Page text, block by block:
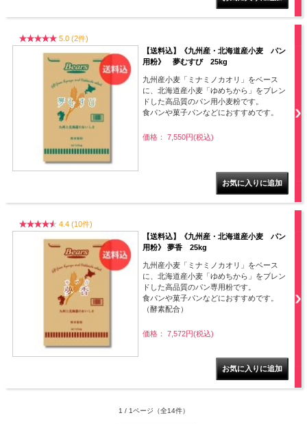
5.0 (2件)
【送料込】《九州産・北海道産小麦 パン
用粉》 夢むすび 25kg
九州産小麦「ミナミノカオリ」をベース
に、北海道産小麦「ゆめちから」をブレン
ドした高品質のパン用小麦粉です。
食パンや菓子パンなどにおすすめです。
価格： 7,550円(税込)
4.4 (10件)
【送料込】《九州産・北海道産小麦 パン
用粉》 夢香 25kg
九州産小麦「ミナミノカオリ」をベース
に、北海道産小麦「ゆめちから」をブレン
ドした高品質のパン専用粉です。
食パンや菓子パンなどにおすすめです。
（酵素配合）
価格： 7,572円(税込)
1 / 1ページ （全14件）